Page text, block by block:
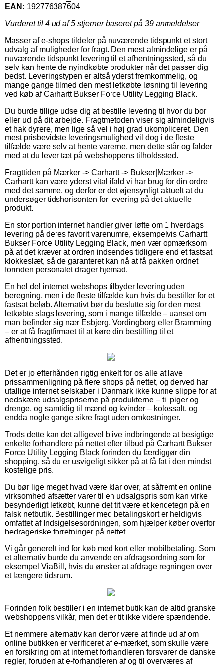
EAN: 192776387604
Vurderet til 4 ud af 5 stjerner baseret på 39 anmeldelser
Masser af e-shops tildeler på nuværende tidspunkt et stort
udvalg af muligheder for fragt. Den mest almindelige er på
nuværende tidspunkt levering til et afhentningssted, så du
selv kan hente de nyindkøbte produkter når det passer dig
bedst. Leveringstypen er altså yderst fremkommelig, og
mange gange tilmed den mest letkøbte løsning til levering
ved køb af Carhartt Bukser Force Utility Legging Black.
Du burde tillige udse dig at bestille levering til hvor du bor
eller ud på dit arbejde. Fragtmetoden viser sig almindeligvis
et hak dyrere, men lige så vel i høj grad ukompliceret. Den
mest prisbevidste leveringsmulighed vil dog i de fleste
tilfælde være selv at hente varerne, men dette står og falder
med at du lever tæt på webshoppens tilholdssted.
Fragttiden på Mærker -> Carhartt -> Bukser|Mærker ->
Carhartt kan være yderst vital ifald vi har brug for din ordre
med det samme, og derfor er det øjensynligt aktuelt at du
undersøger tidshorisonten for levering på det aktuelle
produkt.
En stor portion internet handler giver løfte om 1 hverdags
levering på deres favorit varenumre, eksempelvis Carhartt
Bukser Force Utility Legging Black, men vær opmærksom
på at det kræver at ordren indsendes tidligere end et fastsat
klokkeslæt, så de garanteret kan nå at få pakken ordnet
forinden personalet drager hjemad.
En hel del internet webshops tilbyder levering uden
beregning, men i de fleste tilfælde kun hvis du bestiller for et
fastsat beløb. Alternativt bør du beslutte sig for den mest
letkøbte slags levering, som i mange tilfælde – uanset om
man befinder sig nær Esbjerg, Vordingborg eller Bramming
– er at få fragtfirmaet til at køre din bestilling til et
afhentningssted.
Det er jo efterhånden rigtig enkelt for os alle at lave
prissammenligning på flere shops på nettet, og derved har
utallige internet selskaber i Danmark ikke kunne slippe for at
nedskære udsalgspriserne på produkterne – til piger og
drenge, og samtidig til mænd og kvinder – kolossalt, og
endda nogle gange sikre fragt uden omkostninger.
Trods dette kan det alligevel blive indbringende at besigtige
enkelte forhandlere på nettet efter tilbud på Carhartt Bukser
Force Utility Legging Black forinden du færdiggør din
shopping, så du er usvigeligt sikker på at få fat i den mindst
kostelige pris.
Du bør lige meget hvad være klar over, at såfremt en online
virksomhed afsætter varer til en udsalgspris som kan virke
besynderligt letkøbt, kunne det tit være et kendetegn på en
falsk netbutik. Bestillinger med betalingskort er heldigvis
omfattet af Indsigelsesordningen, som hjælper køber overfor
bedrageriske forretninger på nettet.
Vi går generelt ind for køb med kort eller mobilbetaling. Som
et alternativ burde du anvende en afdragsordning som for
eksempel ViaBill, hvis du ønsker at afdrage regningen over
et længere tidsrum.
Forinden folk bestiller i en internet butik kan de altid granske
webshoppens vilkår, men det er tit ikke videre spændende.
Et nemmere alternativ kan derfor være at finde ud af om
online butikken er verificeret af e-mærket, som skulle være
en forsikring om at internet forhandleren forsvarer de danske
regler, foruden at e-forhandleren af og til overværes af